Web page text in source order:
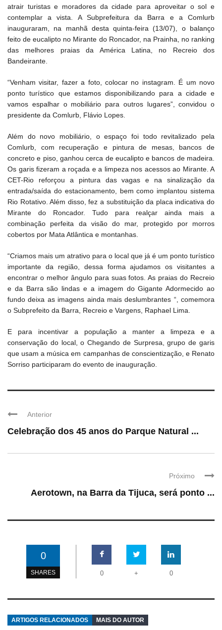
atrair turistas e moradores da cidade para aproveitar o sol e
contemplar a vista. A Subprefeitura da Barra e a Comlurb
inauguraram, na manhã desta quinta-feira (13/07), o balanço
feito de eucalipto no Mirante do Roncador, na Prainha, no ranking
das melhores praias da América Latina, no Recreio dos
Bandeirante.
“Venham visitar, fazer a foto, colocar no instagram. É um novo
ponto turístico que estamos disponibilizando para a cidade e
vamos espalhar o mobiliário para outros lugares”, convidou o
presidente da Comlurb, Flávio Lopes.
Além do novo mobiliário, o espaço foi todo revitalizado pela
Comlurb, com recuperação e pintura de mesas, bancos de
concreto e piso, ganhou cerca de eucalipto e bancos de madeira.
Os garis fizeram a roçada e a limpeza nos acessos ao Mirante. A
CET-Rio reforçou a pintura das vagas e na sinalização da
entrada/saída do estacionamento, bem como implantou sistema
Rio Rotativo. Além disso, fez a substituição da placa indicativa do
Mirante do Roncador. Tudo para realçar ainda mais a
combinação perfeita da visão do mar, protegido por morros
cobertos por Mata Atlântica e montanhas.
“Criamos mais um atrativo para o local que já é um ponto turístico
importante da região, dessa forma ajudamos os visitantes a
encontrar o melhor ângulo para suas fotos. As praias do Recreio
e da Barra são lindas e a imagem do Gigante Adormecido ao
fundo deixa as imagens ainda mais deslumbrantes “, comemora
o Subprefeito da Barra, Recreio e Vargens, Raphael Lima.
E para incentivar a população a manter a limpeza e a
conservação do local, o Chegando de Surpresa, grupo de garis
que usam a música em campanhas de conscientização, e Renato
Sorriso participaram do evento de inauguração.
Anterior
Celebração dos 45 anos do Parque Natural ...
Próximo
Aerotown, na Barra da Tijuca, será ponto ...
0
SHARES 0 + 0
ARTIGOS RELACIONADOS MAIS DO AUTOR